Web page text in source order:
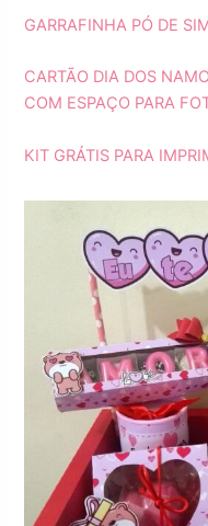
GARRAFINHA PÓ DE
CARTÃO DIA DOS
COM ESPAÇO PARA
KIT GRÁTIS PARA